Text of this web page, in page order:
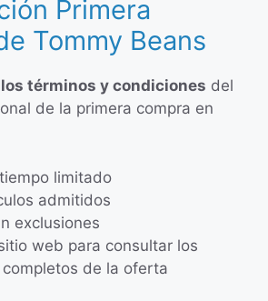
Primera
Tommy Beans
los términos y condiciones del
de la primera compra en
limitado
admitidos
exclusiones
web para consultar los
de la oferta